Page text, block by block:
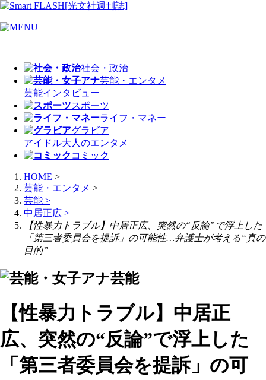
社会・政治
芸能・エンタメ
芸能インタビュー
スポーツ
ライフ・マネー
グラビア
アイドル大人のエンタメ
コミック
HOME >
芸能・エンタメ >
芸能 >
中居正広 >
【性暴力トラブル】中居正広、突然の“反論”で浮上した
「第三者委員会を提訴」の可能性…弁護士が考える“真の
目的”
芸能
【性暴力トラブル】中居正
広、突然の“反論”で浮上した
「第三者委員会を提訴」の可